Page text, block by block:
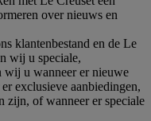
over nieuws en
klantenbestand en de Le
wij u speciale,
wij u wanneer er nieuwe
exclusieve aanbiedingen,
zijn, of wanneer er speciale